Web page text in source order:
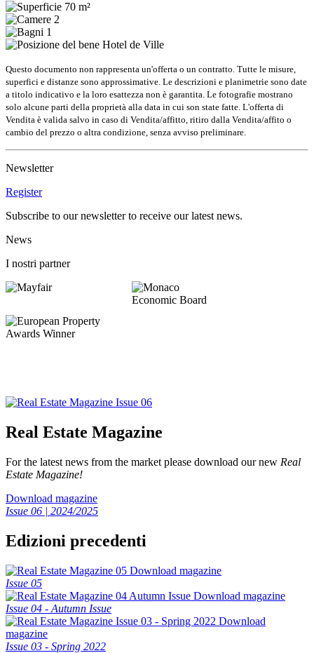
70 m²
2
1
Hotel de Ville
Questo documento non rappresenta un'offerta o un contratto. Tutte le misure,
superfici e distanze sono approssimative. Le descrizioni e planimetrie sono date
a titolo indicativo e la loro esattezza non è garantita. Le fotografie mostrano
solo alcune parti della proprietà alla data in cui son state fatte. L'offerta di
Vendita è valida salvo in caso di Vendita/affitto, ritiro dalla Vendita/affito o
cambio del prezzo o altra condizione, senza avviso preliminare.
Newsletter
Register
Subscribe to our newsletter to receive our latest news.
News
I nostri partner
Real Estate Magazine
For the latest news from the market please download our new Real
Estate Magazine!
Download magazine
Issue 06 | 2024/2025
Edizioni precedenti
Download magazine
Issue 05
Download magazine
Issue 04 - Autumn Issue
Download
magazine
Issue 03 - Spring 2022